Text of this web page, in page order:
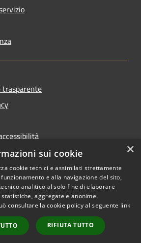
×
sui cookie
cookie tecnici e assimilati strettamente
e alla navigazione del sito,
analitico al solo fine di elaborare
aggregate e anonime.
consultare la cookie policy al seguente link
RIFIUTA TUTTO